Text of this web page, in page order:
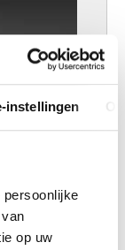
instellingen
op uw